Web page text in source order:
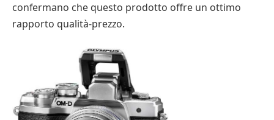
confermano che questo prodotto offre un ottimo
rapporto qualità-prezzo.